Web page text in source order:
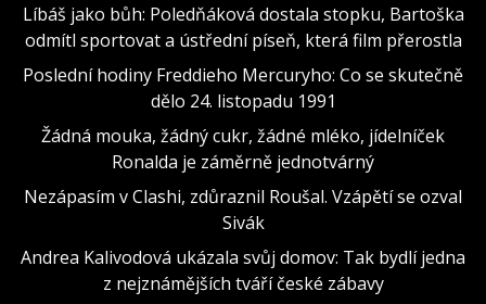
Líbáš jako bůh: Poledňáková dostala stopku, Bartoška
odmítl sportovat a ústřední píseň, která film přerostla
Poslední hodiny Freddieho Mercuryho: Co se skutečně
dělo 24. listopadu 1991
Žádná mouka, žádný cukr, žádné mléko, jídelníček
Ronalda je záměrně jednotvárný
Nezápasím v Clashi, zdůraznil Roušal. Vzápětí se ozval
Sivák
Andrea Kalivodová ukázala svůj domov: Tak bydlí jedna
z nejznámějších tváří české zábavy